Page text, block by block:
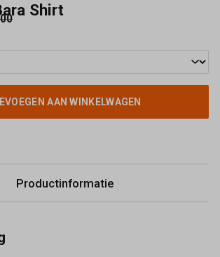
Shirt
AAN WINKELWAGEN
Productinformatie